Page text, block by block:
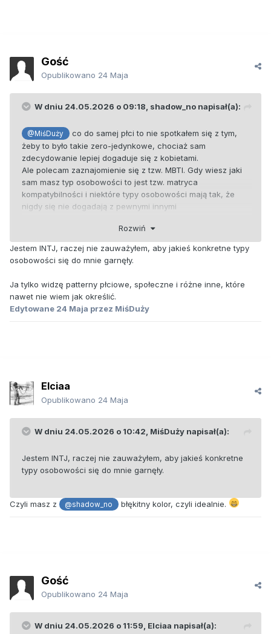
Gość
Opublikowano 24 Maja
W dniu 24.05.2026 o 09:18, shadow_no napisał(a):
@MiśDuży
co do samej płci to nie spotkałem się z tym,
żeby to było takie zero-jedynkowe, chociaż sam
zdecydowanie lepiej dogaduje się z kobietami.
Ale polecam zaznajomienie się z tzw. MBTI. Gdy wiesz jaki
sam masz typ osobowości to jest tzw. matryca
kompatybilności i niektóre typy osobowości mają tak, że
nigdy się nie dogadają z pewnymi innymi
Rozwiń
Jestem INTJ, raczej nie zauważyłem, aby jakieś konkretne typy
osobowości się do mnie garnęły.
Ja tylko widzę patterny płciowe, społeczne i różne inne, które
nawet nie wiem jak określić.
Edytowane 24 Maja przez MiśDuży
Elciaa
Opublikowano 24 Maja
W dniu 24.05.2026 o 10:42, MiśDuży napisał(a):
Jestem INTJ, raczej nie zauważyłem, aby jakieś konkretne
typy osobowości się do mnie garnęły.
Czyli masz z @shadow_no błękitny kolor, czyli idealnie.
Gość
Opublikowano 24 Maja
W dniu 24.05.2026 o 11:59, Elciaa napisał(a):